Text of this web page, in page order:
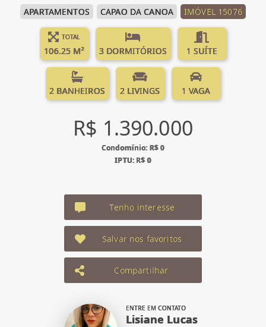
APARTAMENTOS CAPAO DA CANOA IMÓVEL 15076
TOTAL
106.25 M² 3 DORMITÓRIOS 1 SUÍTE
2 BANHEIROS 2 LIVINGS 1 VAGA
R$ 1.390.000
Condomínio: R$ 0
IPTU: R$ 0
Tenho interesse
Salvar nos favoritos
Compartilhar
ENTRE EM CONTATO
Lisiane Lucas